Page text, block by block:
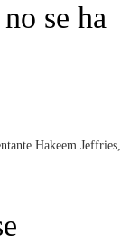
se ha
Hakeem Jeffries,